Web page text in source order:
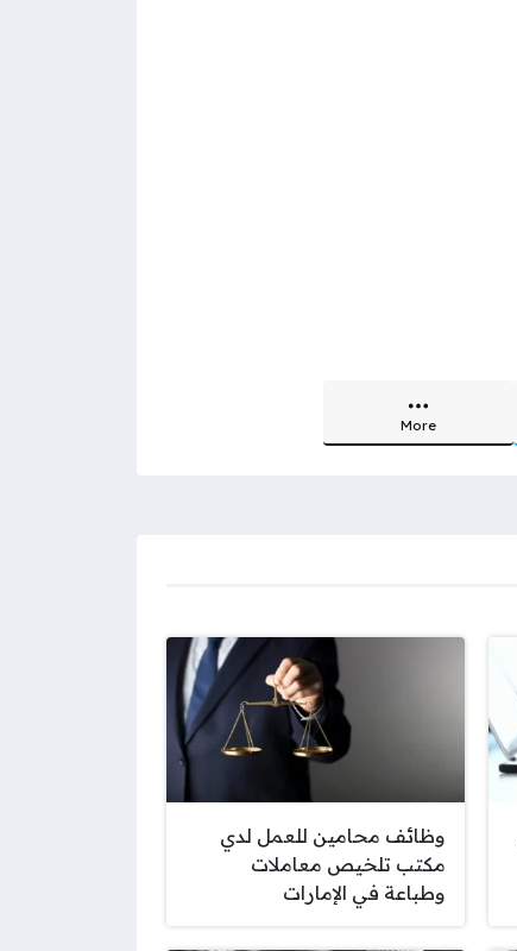
More
وظائف محامين للعمل لدي
مكتب تلخيص معاملات
وطباعة في الإمارات